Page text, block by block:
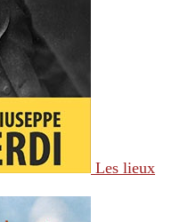
Les lieux